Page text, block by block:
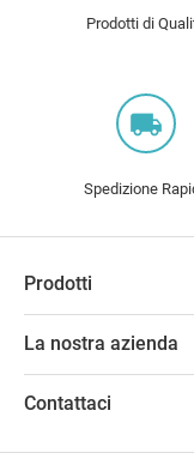
Prodotti di
local_shipping
Spedizione
Prodotti
La nostra azienda
Contattaci